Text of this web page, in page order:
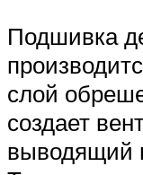
Подшивка
слой
создает
выводящий